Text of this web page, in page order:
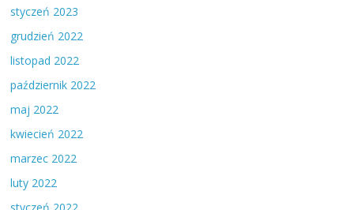
styczeń 2023
grudzień 2022
listopad 2022
październik 2022
maj 2022
kwiecień 2022
marzec 2022
luty 2022